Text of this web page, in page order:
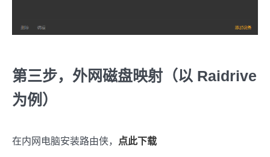
第三步，外网磁盘映射（以 Raidrive
为例）
在内网电脑安装路由侠， 点此下载